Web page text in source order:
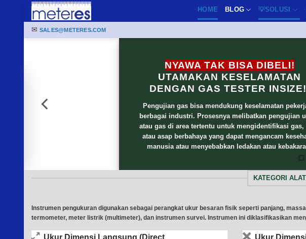
Skip
content
HOME BLOG 💡SOLUSI
✉ SALES@METERES.COM
NYAWA TAK BISA DIBELI!
UTAMAKAN KESELAMATAN
DENGAN GAS TESTER INSIZE!
Pengujian gas bisa mendukung keselamatan
berbagai industri. Prosesnya melibatkan pengujian
atau gas di area tertentu untuk mengidentifikasi gas,
atau asap berbahaya yang dapat mengancam
manusia atau menyebabkan ledakan atau
KATEGORI
Instrumen pengukuran digunakan sebagai perangkat ukur besaran fisik seperti panjang,
termometer, meter listrik (multimeter), dan instrumen survei. Instrumen ini diklasifikasikan
Ukur Dimensi Langsung (Direct
Ukur